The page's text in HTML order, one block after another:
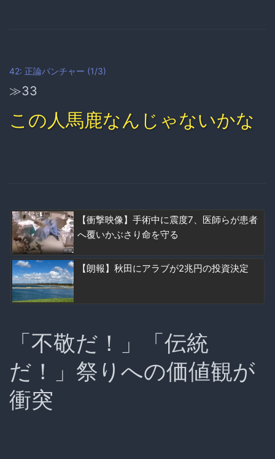
42: 正論パンチャー (1/3)
≫33
この人馬鹿なんじゃないかな
【衝撃映像】手術中に震度7、医師らが患者
へ覆いかぶさり命を守る
【朗報】秋田にアラブが2兆円の投資決定
「不敬だ！」「伝統
だ！」祭りへの価値観が
衝突